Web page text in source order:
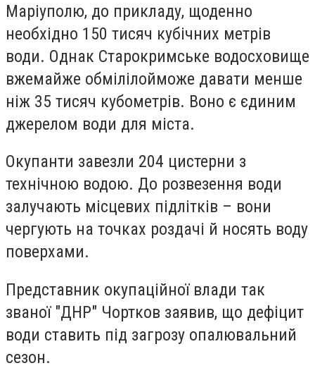
Маріуполю, до прикладу, щоденно
необхідно 150 тисяч кубічних метрів
води. Однак Старокримське водосховище
вжемайже обмілілойможе давати менше
ніж 35 тисяч кубометрів. Воно є єдиним
джерелом води для міста.
Окупанти завезли 204 цистерни з
технічною водою. До розвезення води
залучають місцевих підлітків – вони
чергують на точках роздачі й носять воду
поверхами.
Представник окупаційної влади так
званої "ДНР" Чортков заявив, що дефіцит
води ставить під загрозу опалювальний
сезон.